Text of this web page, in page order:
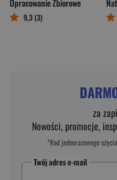
Opracowanie Zbiorowe
9,3 (3)
za
Nowości, promocje,
*Kod jednorazowego
Twój adres e-mail